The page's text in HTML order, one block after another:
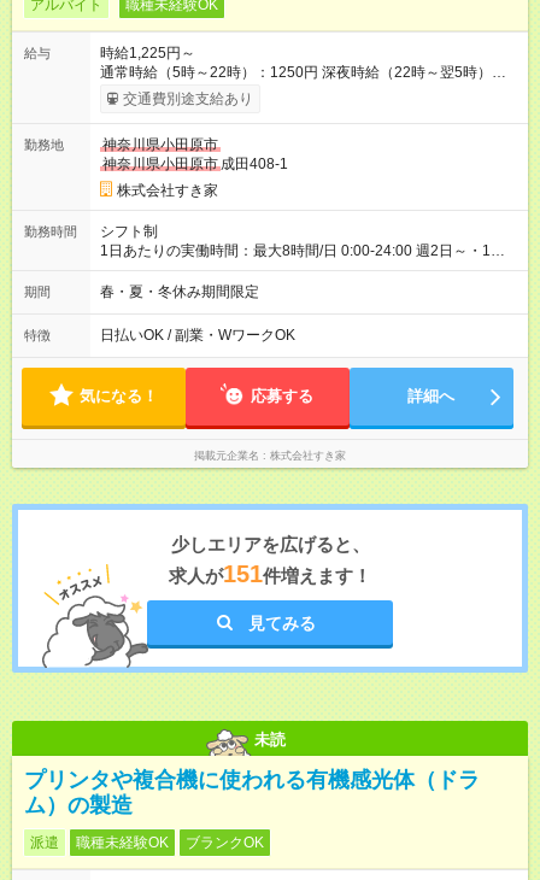
アルバイト 職種未経験OK
給与
時給1,225円～
通常時給（5時～22時）：1250円 深夜時給（22時～翌5時）：
1563円 高校生時給：1225円 【特別手当】早朝手当（5：00-9：
00）時給+150円 【試用期間】試用期間あり 試用期間の長さ：1
30日（※条件変更なし）ですが、切り上げで一ヶ月とさせてい
ただきます。 研修制度あり：15時間(研修中も同時給）
交通費別途支給あり
勤務地
神奈川県小田原市
神奈川県小田原市 成田408-1
株式会社すき家
勤務時間
シフト制
1日あたりの実働時間：最大8時間/日 0:00-24:00 週2日～・1日
2h～OK ＜シフト例＞ 〇朝帯 5:00-9:00 〇昼帯 9:00-14:00 〇午
後帯 14:00-18:00 〇夜帯 18:00-22:00 〇深夜帯 22:00-翌5:00 基
ます♪
期間 春・夏・冬休み期間限定
特徴 日払いOK / 副業・WワークOK
気になる！ 応募する 詳細へ
掲載元企業名 株式会社すき家
少しエリアを広げると、
求人が151件増えます！
見てみる
未読
プリンタや複合機に使われる有機感光体（ドラ
ム）の製造
派遣 職種未経験OK ブランクOK